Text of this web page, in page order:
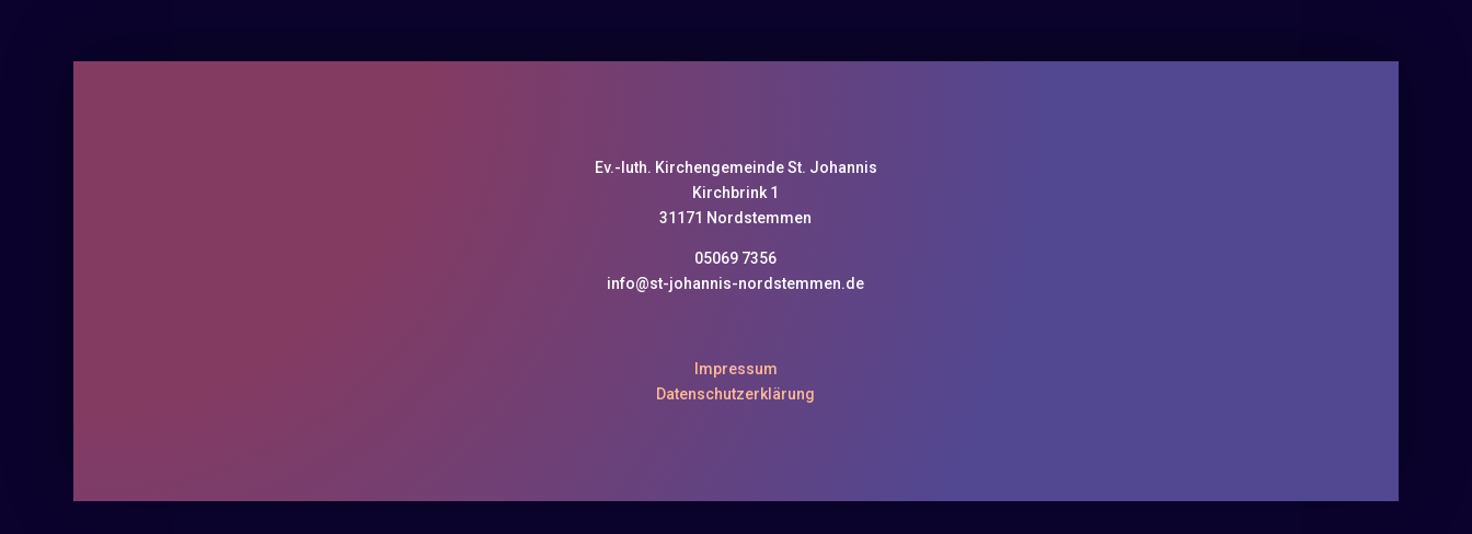
Ev.-luth. Kirchengemeinde St. Johannis
Kirchbrink 1
31171 Nordstemmen
05069 7356
info@st-johannis-nordstemmen.de
Impressum
Datenschutzerklärung